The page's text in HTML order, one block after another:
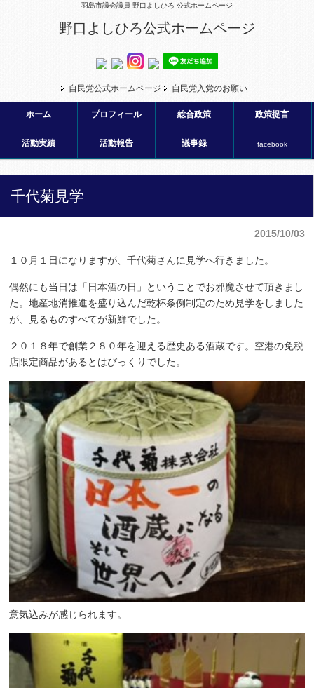
羽島市議会議員 野口よしひろ 公式ホームページ
野口よしひろ公式ホームページ
自民党公式ホームページ 自民党入党のお願い
ホーム プロフィール 総合政策 政策提言
活動実績 活動報告 議事録 facebook
千代菊見学
2015/10/03
１０月１日になりますが、千代菊さんに見学へ行きました。
偶然にも当日は「日本酒の日」ということでお邪魔させて頂きまし
た。地産地消推進を盛り込んだ乾杯条例制定のため見学をしました
が、見るものすべてが新鮮でした。
２０１８年で創業２８０年を迎える歴史ある酒蔵です。空港の免税
店限定商品があるとはびっくりでした。
意気込みが感じられます。